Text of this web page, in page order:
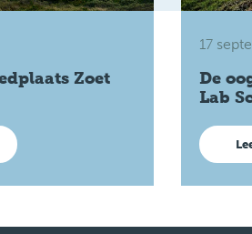
Zoet
17
De
Lab